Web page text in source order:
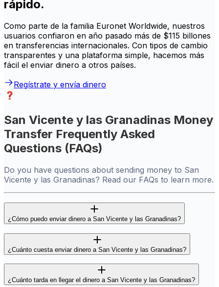
rápido.
Como parte de la familia Euronet Worldwide, nuestros
usuarios confiaron en año pasado más de $115 billones
en transferencias internacionales. Con tipos de cambio
transparentes y una plataforma simple, hacemos más
fácil el enviar dinero a otros países.
Regístrate y envía dinero
San Vicente y las Granadinas Money
Transfer Frequently Asked
Questions (FAQs)
Do you have questions about sending money to San
Vicente y las Granadinas? Read our FAQs to learn more.
¿Cómo puedo enviar dinero a San Vicente y las Granadinas?
¿Cuánto cuesta enviar dinero a San Vicente y las Granadinas?
¿Cuánto tarda en llegar el dinero a San Vicente y las Granadinas?